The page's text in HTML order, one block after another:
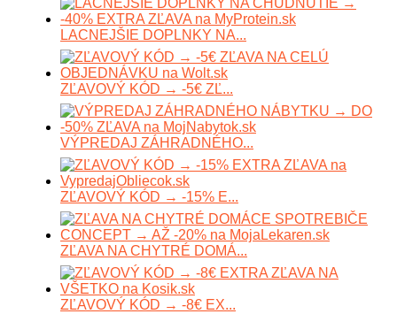
LACNEJŠIE DOPLNKY NA...
ZĽAVOVÝ KÓD → -5€ ZĽ...
VÝPREDAJ ZÁHRADNÉHO...
ZĽAVOVÝ KÓD → -15% E...
ZĽAVA NA CHYTRÉ DOMÁ...
ZĽAVOVÝ KÓD → -8€ EX...